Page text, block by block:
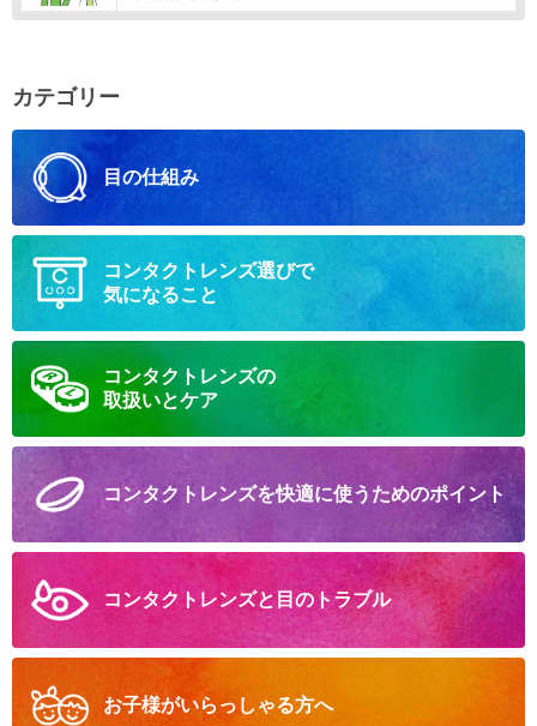
カテゴリー
目の仕組み
コンタクトレンズ選びで
気になること
コンタクトレンズの
取扱いとケア
コンタクトレンズを快適に使うためのポイント
コンタクトレンズと目のトラブル
お子様がいらっしゃる方へ